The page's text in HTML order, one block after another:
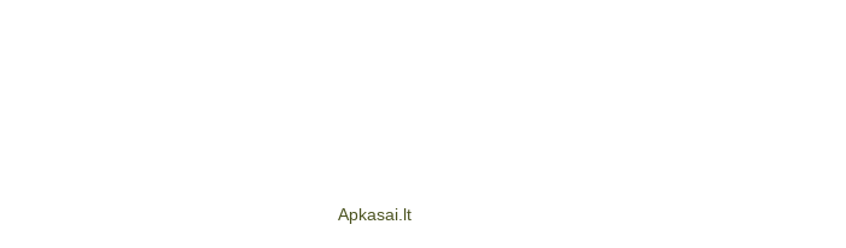
Apkasai.lt